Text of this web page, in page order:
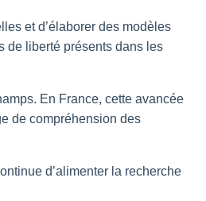
et d’élaborer des modèles
de liberté présents dans les
En France, cette avancée
de compréhension des
d’alimenter la recherche